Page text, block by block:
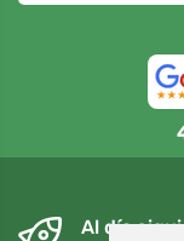
Al día